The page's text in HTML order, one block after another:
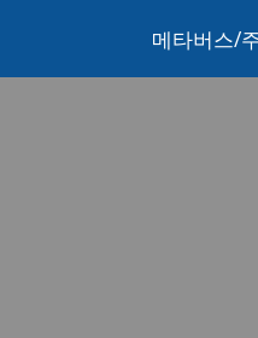
Skip to main
메타버스/